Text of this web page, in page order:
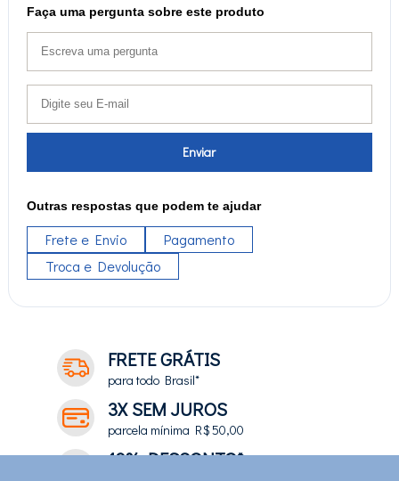
Faça uma pergunta sobre este produto
Enviar
Outras respostas que podem te ajudar
Frete e Envio
Pagamento
Troca e Devolução
FRETE GRÁTIS
para todo Brasil*
3X SEM JUROS
parcela mínima R$ 50,00
10% DESCONTO*